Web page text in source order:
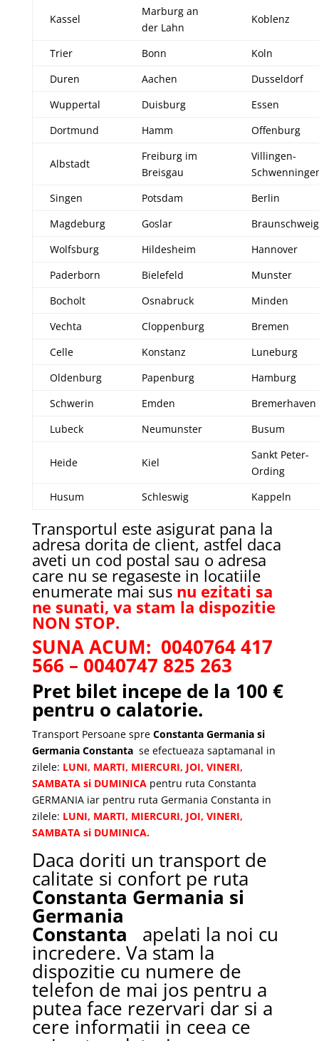
Kassel
Marburg an
der Lahn
Koblenz
Trier Bonn
Koln
Duren
Aachen
Dusseldorf
Wuppertal
Duisburg
Essen
Dortmund
Hamm Offenburg
Albstadt
Freiburg im
Breisgau
Villingen-
Singen
Potsdam
Berlin
Magdeburg
Goslar
Braunschweig
Wolfsburg
Hildesheim
Hannover
Paderborn
Bielefeld
Munster
Bocholt
Osnabruck
Minden
Vechta
Cloppenburg
Bremen
Celle
Konstanz
Luneburg
Oldenburg
Papenburg
Hamburg
Schwerin
Emden
Bremerhaven
Lubeck
Neumunster Busum
Heide Kiel
Sankt Peter-
Ording
Husum
Schleswig Kappeln
Transportul este asigurat pana la
adresa dorita de client, astfel daca
aveti un cod postal sau o adresa
care nu se regaseste in locatiile
enumerate mai sus nu ezitati sa
ne sunati, va stam la dispozitie
NON STOP.
SUNA ACUM: 0040764 417
566 – 0040747 825 263
Pret bilet incepe de la 100 €
pentru o calatorie.
Transport Persoane spreConstanta Germania si
Germania Constantase efectueaza saptamanal in
zilele: LUNI, MARTI, MIERCURI, JOI, VINERI,
SAMBATA si DUMINICApentru ruta Constanta
GERMANIA iar pentru ruta Germania Constanta in
zilele: LUNI, MARTI, MIERCURI, JOI, VINERI,
SAMBATA si DUMINICA.
Daca doriti un transport de
calitate si confort pe ruta
Constanta Germania si
Germania
Constanta apelati la noi cu
incredere. Va stam la
dispozitie cu numere de
telefon de mai jos pentru a
putea face rezervari dar si a
cere informatii in ceea ce